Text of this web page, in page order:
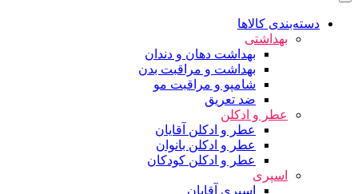
دسته‌بندی کالاها
بهداشتی
بهداشت دهان و دندان
بهداشت و مراقبت بدن
شامپو و مراقبت مو
ضد تعریق
عطر و ادکلن
عطر و ادکلن آقایان
عطر و ادکلن بانوان
عطر و ادکلن کودکان
اسپری
اسپری آقایان